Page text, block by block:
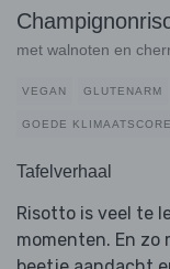
met walnoten en
VEGAN GLUTENARM
GOEDE KLIMAATSCORE
Tafelverhaal
Risotto is veel te
momenten. En zo